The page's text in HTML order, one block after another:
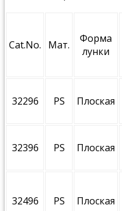
Cat.No. Мат.
Форма
лунки
32296 PS Плоская
32396 PS Плоская
32496 PS Плоская